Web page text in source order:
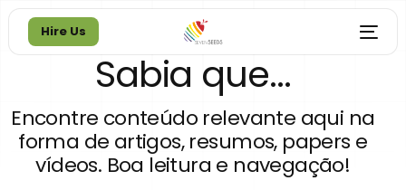
Hire Us
Hire Us
Sabia que...
Encontre conteúdo relevante aqui na
forma de artigos, resumos, papers e
vídeos. Boa leitura e navegação!